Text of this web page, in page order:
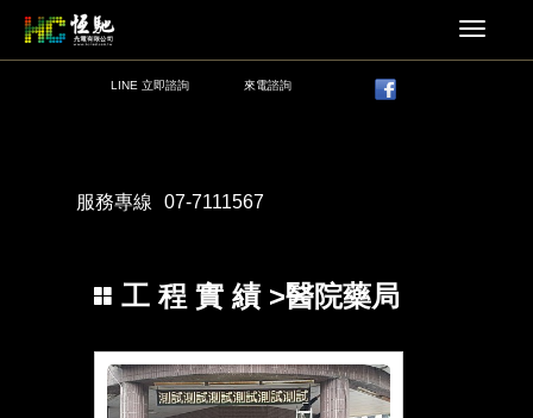
LINE 立即諮詢 來電諮詢
服務專線 07-7111567
工 程 實 績 >醫院藥局